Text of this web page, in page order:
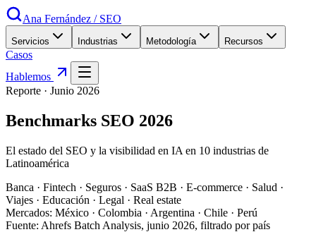
Ana Fernández / SEO
Servicios Industrias Metodología Recursos
Casos
Hablemos
Reporte · Junio 2026
Benchmarks SEO 2026
El estado del SEO y la visibilidad en IA en 10 industrias de
Latinoamérica
Banca · Fintech · Seguros · SaaS B2B · E-commerce · Salud ·
Viajes · Educación · Legal · Real estate
Mercados: México · Colombia · Argentina · Chile · Perú
Fuente: Ahrefs Batch Analysis, junio 2026, filtrado por país